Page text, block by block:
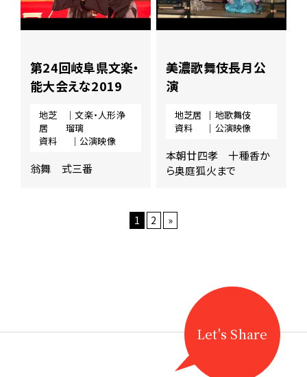
第24回岐阜県文楽・
能大会えな2019
地芝
居
｜文楽・人形浄
瑠璃
資料
｜公演映像
翁舞 式三番
美濃歌舞伎長月公
演
地芝居
｜地歌舞伎
資料
｜公演映像
本朝廿四孝 十種香か
ら奥庭狐火まで
1 2 »
Let's Share